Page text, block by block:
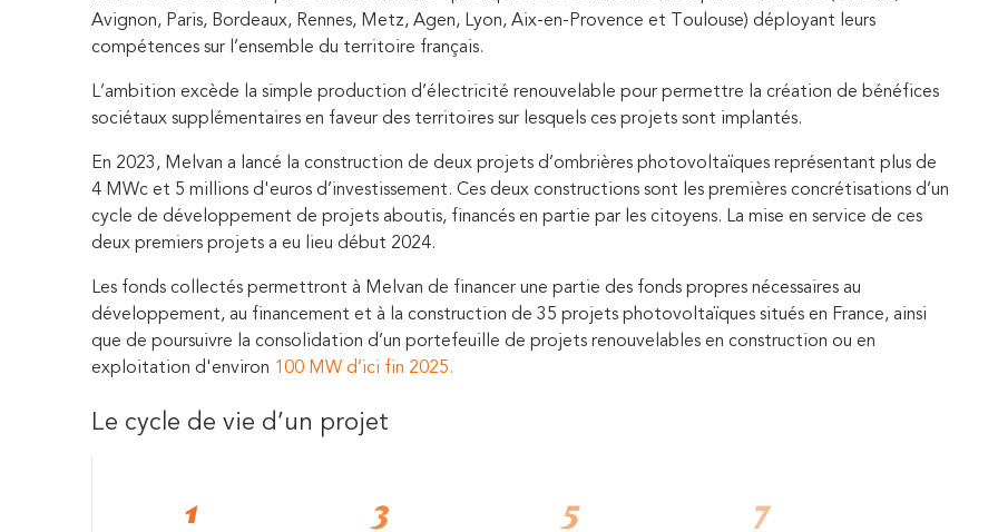
Avignon, Paris, Bordeaux, Rennes, Metz, Agen, Lyon, Aix-en-Provence et Toulouse) déployant leurs
compétences sur l’ensemble du territoire français.
L’ambition excède la simple production d’électricité renouvelable pour permettre la création de bénéfices
sociétaux supplémentaires en faveur des territoires sur lesquels ces projets sont implantés.
En 2023, Melvan a lancé la construction de deux projets d’ombrières photovoltaïques représentant plus de
4 MWc et 5 millions d'euros d’investissement. Ces deux constructions sont les premières concrétisations d’un
cycle de développement de projets aboutis, financés en partie par les citoyens. La mise en service de ces
deux premiers projets a eu lieu début 2024.
Les fonds collectés permettront à Melvan de financer une partie des fonds propres nécessaires au
développement, au financement et à la construction de 35 projets photovoltaïques situés en France, ainsi
que de poursuivre la consolidation d’un portefeuille de projets renouvelables en construction ou en
exploitation d'environ 100 MW d’ici fin 2025.
Le cycle de vie d’un projet